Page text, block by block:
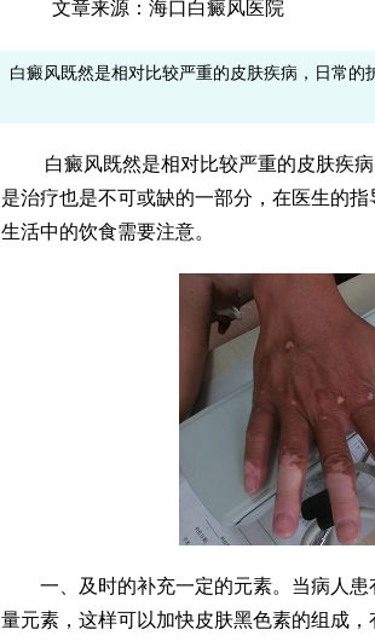
文章来源：海口白癜风医院
白癜风既然是相对比较严重的皮肤疾病，日常的
白癜风既然是相对比较严重的皮肤疾病
是治疗也是不可或缺的一部分，在医生的
生活中的饮食需要注意。
一、及时的补充一定的元素。当病人患
量元素，这样可以加快皮肤黑色素的组成